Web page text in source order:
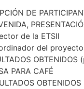
DE
de la ETSII
del proyecto
OBTENIDOS
PARA CAFÉ